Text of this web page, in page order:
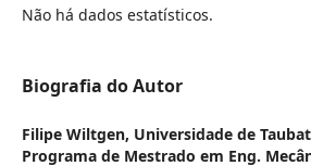
Não há dados estatísticos.
Biografia do Autor
Filipe Wiltgen, Universidade de
Programa de Mestrado em Eng.